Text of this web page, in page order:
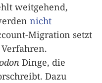
weitgehend,
nicht
Migration setzt
Dinge, die
Dazu